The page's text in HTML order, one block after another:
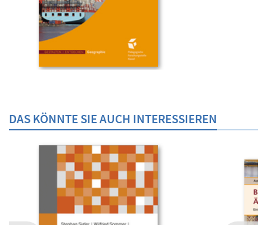
DAS KÖNNTE SIE AUCH INTERESSIEREN